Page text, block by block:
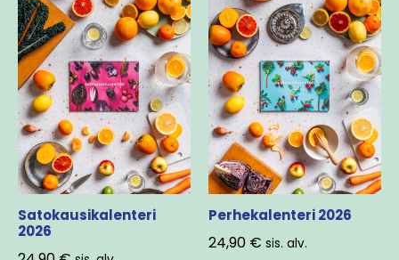
Satokausikalenteri
2026
Perhekalenteri 2026
24,90 € sis. alv.